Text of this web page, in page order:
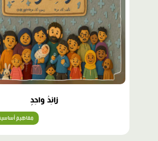
زائِدُ واحِدٍ
مفاهيم